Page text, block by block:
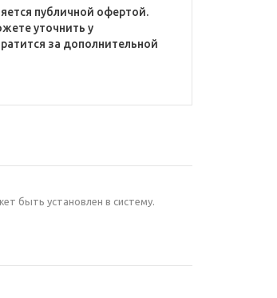
публичной офертой.
уточнить у
за дополнительной
быть установлен в систему.